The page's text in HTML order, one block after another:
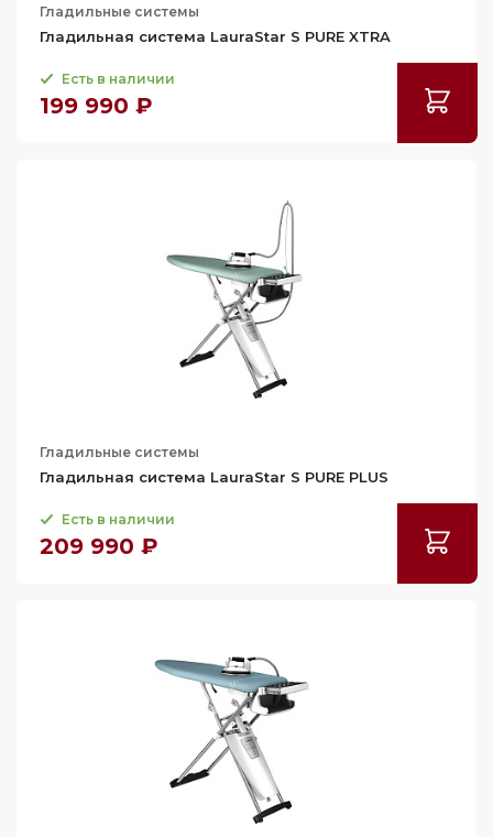
Гладильные системы
Гладильная система LauraStar S PURE XTRA
Есть в наличии
199 990 ₽
Гладильные системы
Гладильная система LauraStar S PURE PLUS
Есть в наличии
209 990 ₽